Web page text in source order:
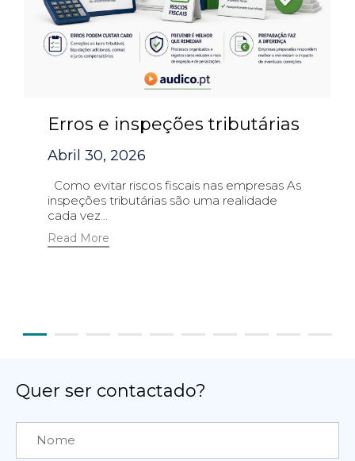
Erros e inspeções tributárias
Abril 30, 2026
Como evitar riscos fiscais nas empresas As
inspeções tributárias são uma realidade
cada vez...
Read More
Quer ser contactado?